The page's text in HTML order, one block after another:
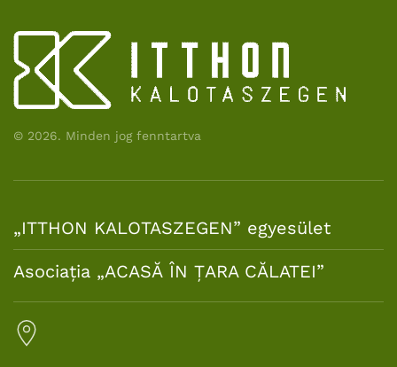
© 2026. Minden jog fenntartva
„ITTHON KALOTASZEGEN” egyesület
Asociația „ACASĂ ÎN ȚARA CĂLATEI”